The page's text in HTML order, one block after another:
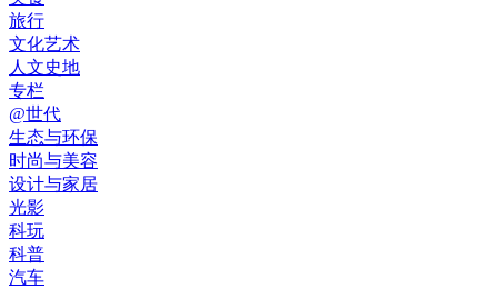
旅行
文化艺术
人文史地
专栏
@世代
生态与环保
时尚与美容
设计与家居
光影
科玩
科普
汽车